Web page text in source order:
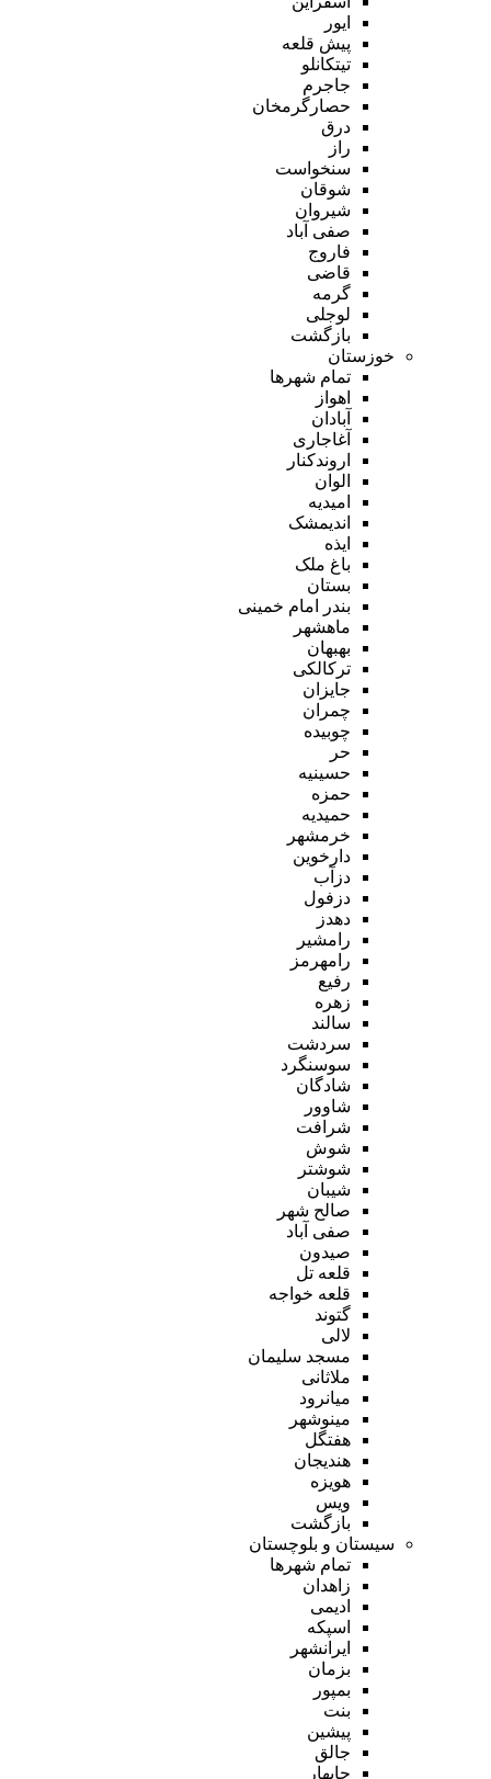
ایور
پیش قلعه
تیتکانلو
جاجرم
حصارگرمخان
درق
راز
سنخواست
شوقان
شیروان
صفی آباد
فاروج
قاضی
گرمه
لوجلی
بازگشت
خوزستان
تمام شهر‌ها
اهواز
آبادان
آغاجاری
اروندکنار
الوان
امیدیه
اندیمشک
ایذه
باغ ملک
بستان
بندر امام خمینی
ماهشهر
بهبهان
ترکالکی
جایزان
چمران
چوبیده
حر
حسینیه
حمزه
حمیدیه
خرمشهر
دارخوین
دزآب
دزفول
دهدز
رامشیر
رامهرمز
رفیع
زهره
سالند
سردشت
سوسنگرد
شادگان
شاوور
شرافت
شوش
شوشتر
شیبان
صالح شهر
صفی آباد
صیدون
قلعه تل
قلعه خواجه
گتوند
لالی
مسجد سلیمان
ملاثانی
میانرود
مینوشهر
هفتگل
هندیجان
هویزه
ویس
بازگشت
سیستان و بلوچستان
تمام شهر‌ها
زاهدان
ادیمی
اسپکه
ایرانشهر
بزمان
بمپور
بنت
پیشین
جالق
چابهار